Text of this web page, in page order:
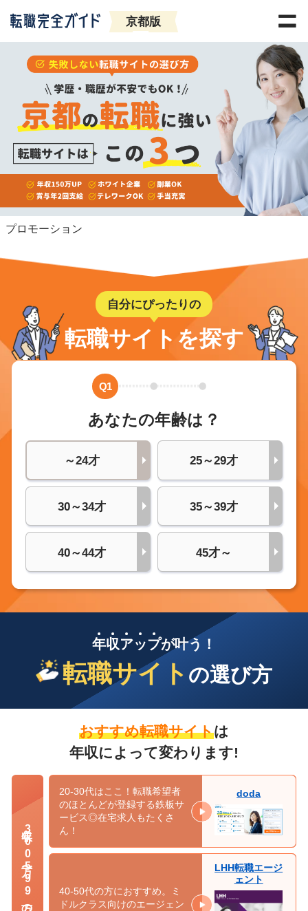
京都版
プロモーション
自分にぴったりの
転職サイトを探す
Q1
あなたの年齢は？
～24才 25～29才
30～34才 35～39才
40～44才 45才～
年収アップが叶う！
転職サイト の選び方
おすすめ転職サイトは
年収によって変わります!
年収300万〜599万の方
20-30代はここ！転職希望者
のほとんどが登録する鉄板サ
ービス◎在宅求人もたくさ
ん！
doda
40-50代の方におすすめ。ミ
ドルクラス向けのエージェン
LHH転職エージ
ェント